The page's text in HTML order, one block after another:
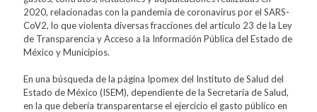
2020, relacionadas con la pandemia de coronavirus por el SARS-
CoV2, lo que violenta diversas fracciones del artículo 23 de la Ley
de Transparencia y Acceso a la Información Pública del Estado de
México y Municipios.
En una búsqueda de la página Ipomex del Instituto de Salud del
Estado de México (ISEM), dependiente de la Secretaría de Salud,
en la que debería transparentarse el ejercicio el gasto público en